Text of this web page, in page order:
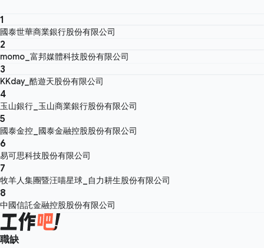
1
國泰世華商業銀行股份有限公司
2
momo_富邦媒體科技股份有限公司
3
KKday_酷遊天股份有限公司
4
玉山銀行_玉山商業銀行股份有限公司
5
國泰金控_國泰金融控股股份有限公司
6
易可思科技股份有限公司
7
牧羊人集團暨汪喵星球_自力耕生股份有限公司
8
中國信託金融控股股份有限公司
職缺